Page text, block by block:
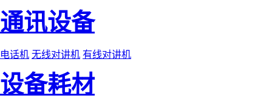
通讯设备
电话机 无线对讲机 有线对讲机
设备耗材